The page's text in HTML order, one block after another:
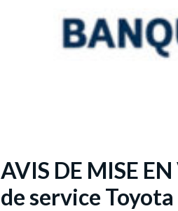
AVIS DE MISE
de service